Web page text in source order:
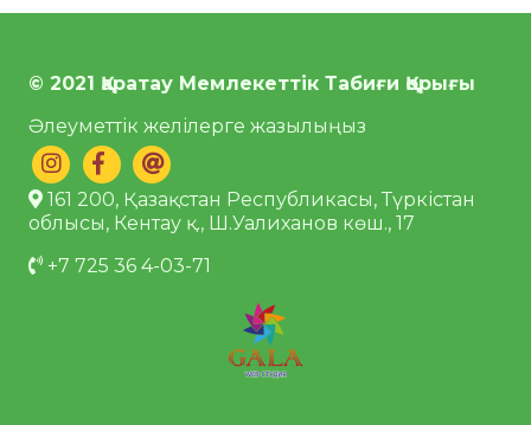
© 2021 Қаратау Мемлекеттік Табиғи Қорығы
Әлеуметтік желілерге жазылыңыз
161 200, Қазақстан Республикасы, Түркістан
облысы, Кентау қ., Ш.Уалиханов көш., 17
+7 725 36 4-03-71